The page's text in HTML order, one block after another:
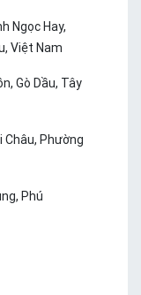
Ngọc Hay,
Việt Nam
Gò Dầu, Tây
Châu, Phường
Phú